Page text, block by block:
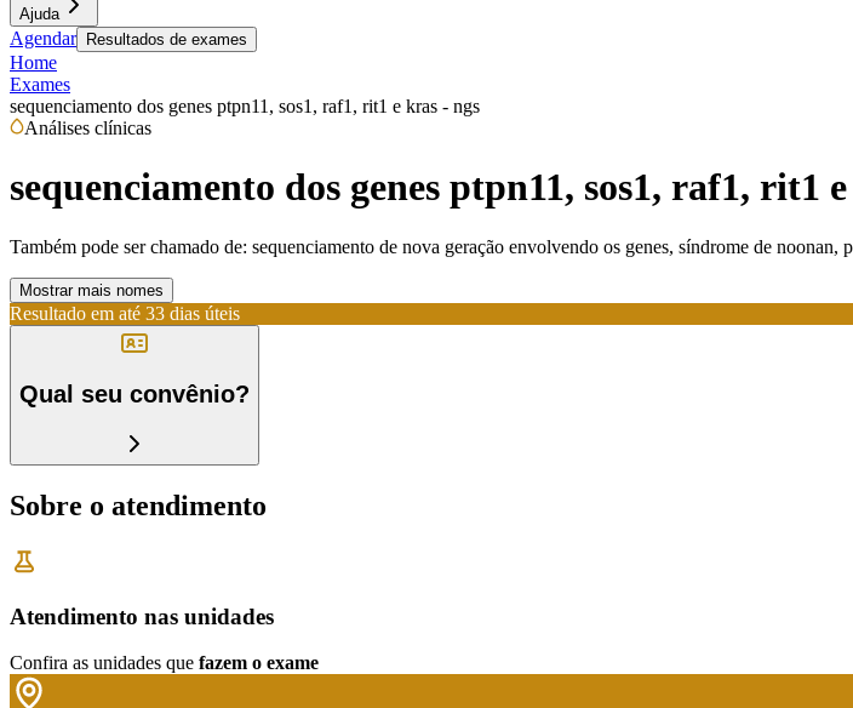
Ajuda
Agendar Resultados de exames
Home
Exames
sequenciamento dos genes ptpn11, sos1, raf1, rit1 e kras - ngs
Análises clínicas
sequenciamento dos genes ptpn11, sos1, raf1, rit1
Também pode ser chamado de: sequenciamento de nova geração envolvendo os genes, síndrome de noonan,
Mostrar mais nomes
Resultado em até 33 dias úteis
Qual seu convênio?
Sobre o atendimento
Atendimento nas unidades
Confira as unidades que fazem o exame